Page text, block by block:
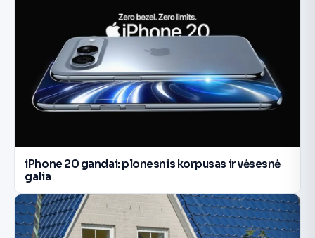
iPhone 20 gandai: plonesnis korpusas ir vėsesnė
galia